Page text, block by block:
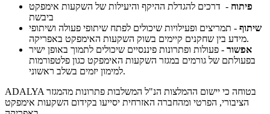
פיתוח - דרכים להגדלת ההיקף והיעילות של השקעות אימפקט
ביבשת
שיתוף - תמריצים ופעילויות שיכולים לפתח שיתופי פעולה ושיתופי
מידע בין שחקנים קיימים בשוק השקעות האימפקט באפריקה.
אפשור - פעולות ופתרונות פיננסיים שיכולים לתמוך באופן ישיר
בפעולתם של גורמים במגזר השקעות האימפקט כגון פלטפורמות
למימון יזמים בשלב ראשוני.
ADALYA בטוחה כי יישום ההמלצות הנ"ל המשלבות פתרונות מהמגזר
הציבורי, הפרטי ומהחברה האזרחית יסייעו בקידום השקעות אימפקט